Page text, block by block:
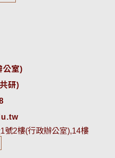
公室)
研)
號2樓(行政辦公室),14樓